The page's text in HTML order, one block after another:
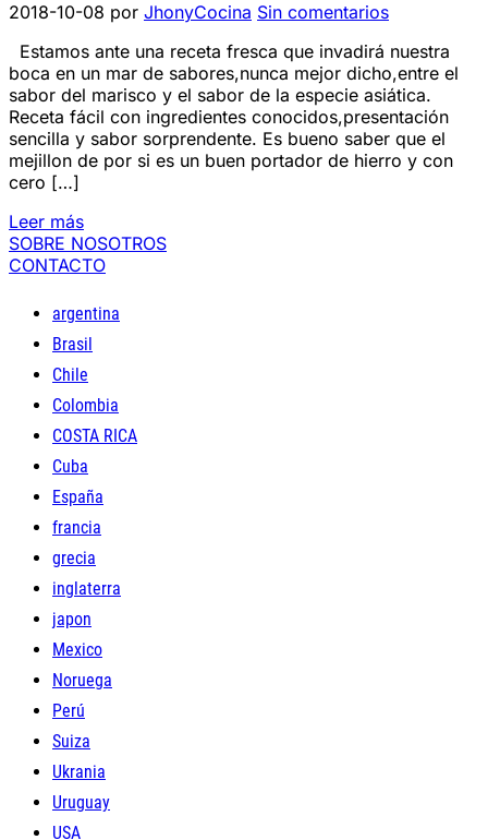
2018-10-08 por JhonyCocina Sin comentarios
Estamos ante una receta fresca que invadirá nuestra
boca en un mar de sabores,nunca mejor dicho,entre el
sabor del marisco y el sabor de la especie asiática.
Receta fácil con ingredientes conocidos,presentación
sencilla y sabor sorprendente. Es bueno saber que el
mejillon de por si es un buen portador de hierro y con
cero […]
Leer más
SOBRE NOSOTROS
CONTACTO
argentina
Brasil
Chile
Colombia
COSTA RICA
Cuba
España
francia
grecia
inglaterra
japon
Mexico
Noruega
Perú
Suiza
Ukrania
Uruguay
USA